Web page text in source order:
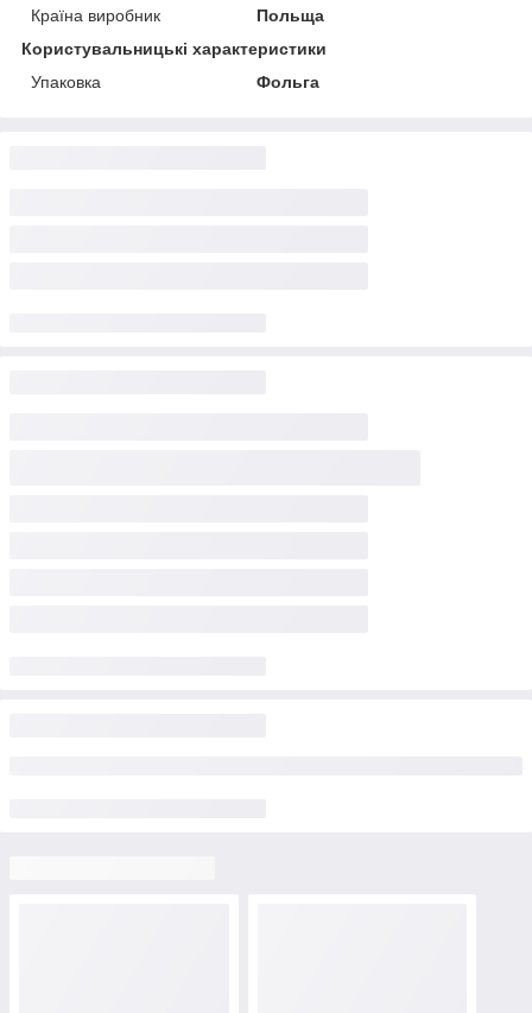
Країна виробник
Польща
Користувальницькі характеристики
Упаковка
Фольга